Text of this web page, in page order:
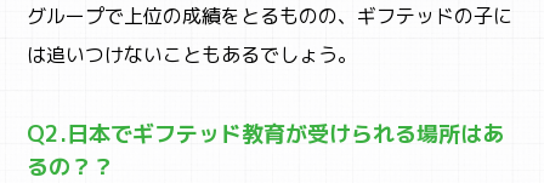
グループで上位の成績をとるものの、ギフテッドの子に
は追いつけないこともあるでしょう。
Q2.日本でギフテッド教育が受けられる場所はあ
るの？？